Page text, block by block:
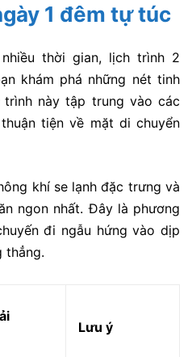
1 đêm tự túc
thời gian, lịch trình 2
khám phá những nét tinh
trình này tập trung vào các
tiện về mặt di chuyển
khí se lạnh đặc trưng và
ngon nhất. Đây là phương
đi ngẫu hứng vào dịp
thẳng.
Lưu ý